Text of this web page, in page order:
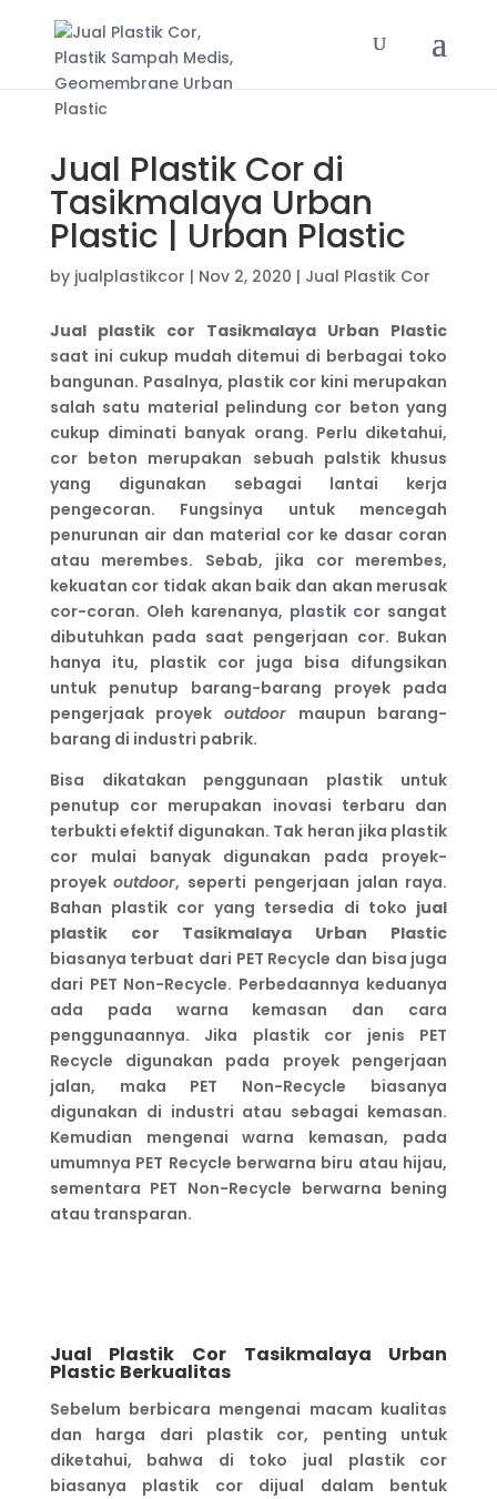
Jual Plastik Cor di
Tasikmalaya Urban
Plastic | Urban Plastic
by jualplastikcor | Nov 2, 2020 | Jual Plastik Cor
Jual plastik cor Tasikmalaya Urban Plastic
saat ini cukup mudah ditemui di berbagai toko
bangunan. Pasalnya, plastik cor kini merupakan
salah satu material pelindung cor beton yang
cukup diminati banyak orang. Perlu diketahui,
cor beton merupakan sebuah palstik khusus
yang digunakan sebagai lantai kerja
pengecoran. Fungsinya untuk mencegah
penurunan air dan material cor ke dasar coran
atau merembes. Sebab, jika cor merembes,
kekuatan cor tidak akan baik dan akan merusak
cor-coran. Oleh karenanya, plastik cor sangat
dibutuhkan pada saat pengerjaan cor. Bukan
hanya itu, plastik cor juga bisa difungsikan
untuk penutup barang-barang proyek pada
pengerjaak proyek outdoor maupun barang-
barang di industri pabrik.
Bisa dikatakan penggunaan plastik untuk
penutup cor merupakan inovasi terbaru dan
terbukti efektif digunakan. Tak heran jika plastik
cor mulai banyak digunakan pada proyek-
proyekoutdoor, seperti pengerjaan jalan raya.
Bahan plastik cor yang tersedia di toko jual
plastik cor Tasikmalaya
Urban Plastic
biasanya terbuat dari PET Recycle dan bisa juga
dari PET Non-Recycle. Perbedaannya keduanya
ada pada warna kemasan dan cara
penggunaannya. Jika plastik cor jenis PET
Recycle digunakan pada proyek pengerjaan
jalan, maka PET Non-Recycle biasanya
digunakan di industri atau sebagai kemasan.
Kemudian mengenai warna kemasan, pada
umumnya PET Recycle berwarna biru atau hijau,
sementara PET Non-Recycle berwarna bening
atau transparan.
Jual Plastik Cor Tasikmalaya Urban
Plastic Berkualitas
Sebelum berbicara mengenai macam kualitas
dan harga dari plastik cor, penting untuk
diketahui, bahwa di toko jual plastik cor
biasanya plastik cor dijual dalam bentuk